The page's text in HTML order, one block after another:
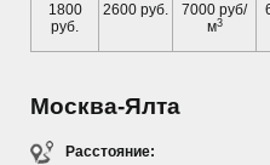
1800
руб.
2600 руб.
7000 руб/
м3
Москва-Ялта
Расстояние: